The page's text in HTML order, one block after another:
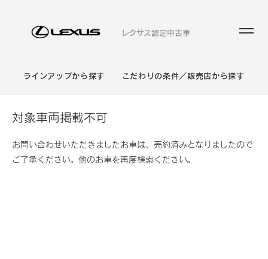
レクサス認定中古車
ラインアップから探す こだわりの条件／販売店から探す
対象車両掲載不可
お問い合わせいただきましたお車は、売約済みとなりましたので
ご了承ください。他のお車を再度検索ください。